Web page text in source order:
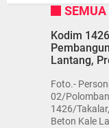
Kodim
Lantang,
Foto.-
02/
1426/
Beton Kale